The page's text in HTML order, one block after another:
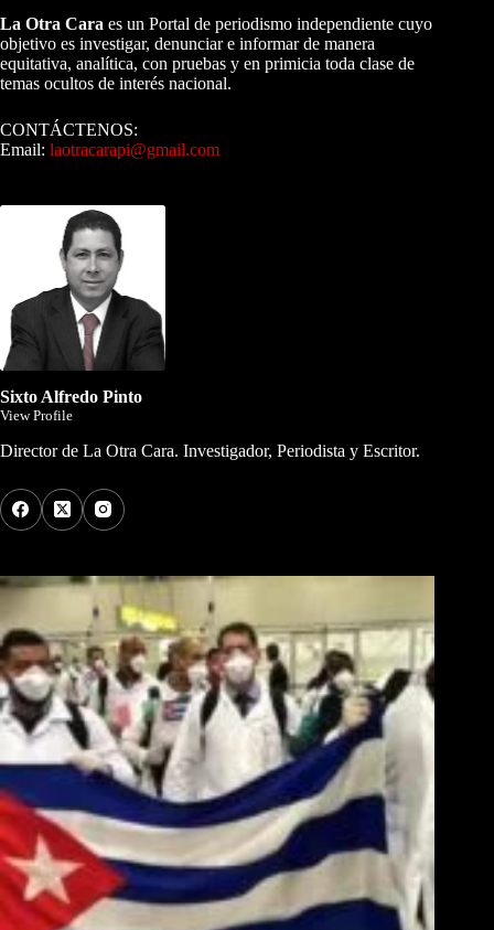
La Otra Cara es un Portal de periodismo independiente cuyo
objetivo es investigar, denunciar e informar de manera
equitativa, analítica, con pruebas y en primicia toda clase de
temas ocultos de interés nacional.
CONTÁCTENOS:
Email: laotracarapi@gmail.com
Sixto Alfredo Pinto
View Profile
Director de La Otra Cara. Investigador, Periodista y Escritor.